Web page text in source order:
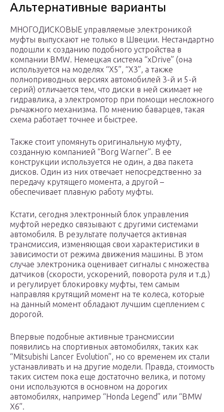
Альтернативные варианты
МНОГОДИСКОВЫЕ управляемые электроникой
муфты выпускают не только в Швеции. Нестандартно
подошли к созданию подобного устройства в
компании BMW. Немецкая система “xDrive” (она
используется на моделях “X5”, “X3”, а также
полноприводных версиях автомобилей 3-й и 5-й
серий) отличается тем, что диски в ней сжимает не
гидравлика, а электромотор при помощи несложного
рычажного механизма. По мнению баварцев, такая
схема работает точнее и быстрее.
Также стоит упомянуть оригинальную муфту,
созданную компанией “Borg Warner”. В ее
конструкции используется не один, а два пакета
дисков. Один из них отвечает непосредственно за
передачу крутящего момента, а другой –
обеспечивает плавную работу муфты.
Кстати, сегодня электронный блок управления
муфтой нередко связывают с другими системами
автомобиля. В результате получается активная
трансмиссия, изменяющая свои характеристики в
зависимости от режима движения машины. В этом
случае электроника оценивает сигналы с множества
датчиков (скорости, ускорений, поворота руля и т.д.)
и регулирует блокировку муфты, тем самым
направляя крутящий момент на те колеса, которые
на данный момент обладают лучшим сцеплением с
дорогой.
Впервые подобные активные трансмиссии
появились на спортивных автомобилях, таких как
“Mitsubishi Lancer Evolution”, но со временем их стали
устанавливать и на другие модели. Правда, стоимость
таких систем пока еще достаточно велика, и потому
они используются в основном на дорогих
автомобилях, например “Honda Legend” или “BMW
X6”.